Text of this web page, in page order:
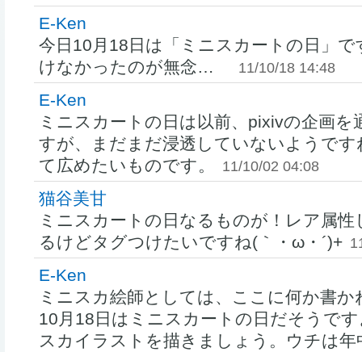
E-Ken
今日10月18日は「ミニスカートの日」
けなかったのが無念…
11/10/18 14:48
E-Ken
ミニスカートの日は以前、pixivの企画を
すが、まだまだ浸透していないようです
て広めたいものです。
11/10/02 04:08
猫谷美甘
ミニスカートの日なるものが！レア属
るけどタグつけたいですね(｀・ω・´)+
E-Ken
ミニスカ絵師としては、ここに何か書
10月18日はミニスカートの日だそうで
スカイラストを描きましょう。ウチは